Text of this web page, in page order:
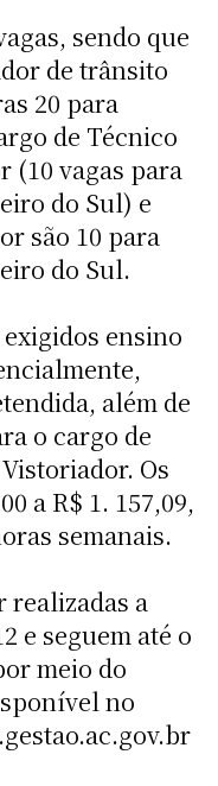
sendo que
de trânsito
20 para
de Técnico
(10 vagas para
do Sul) e
são 10 para
do Sul.
ensino
além de
o cargo de
Os
a R$ 1. 157,09,
semanais.
realizadas a
e seguem até o
meio do
no